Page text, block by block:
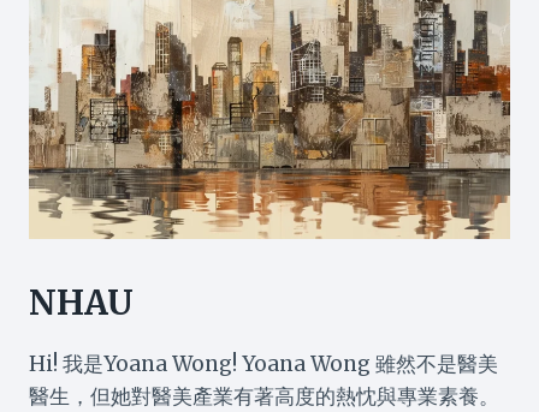
NHAU
Hi! 我是Yoana Wong! Yoana Wong 雖然不是醫美
醫生，但她對醫美產業有著高度的熱忱與專業素養。